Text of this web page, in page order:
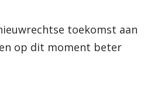
toekomst aan
op dit moment beter